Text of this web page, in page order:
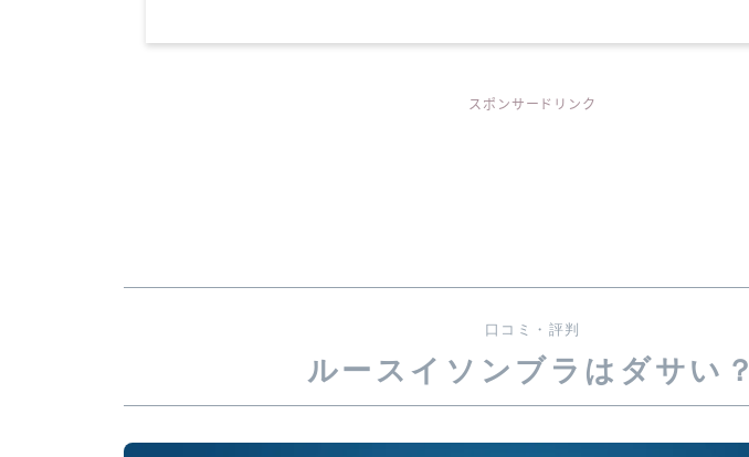
スポンサードリンク
口コミ・評判
ルースイソンブラはダサい？